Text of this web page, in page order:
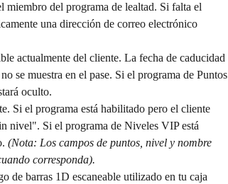
miembro del programa de lealtad. Si falta el
una dirección de correo electrónico
actualmente del cliente. La fecha de caducidad
se muestra en el pase. Si el programa de Puntos
oculto.
Si el programa está habilitado pero el cliente
nivel". Si el programa de Niveles VIP está
(Nota: Los campos de puntos, nivel y nombre
corresponda).
de barras 1D escaneable utilizado en tu caja